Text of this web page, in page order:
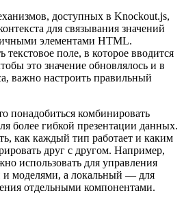
доступных в Knockout.js,
для связывания значений
элементами HTML.
текстовое поле, в которое вводится
это значение обновлялось и в
важно настроить правильный
понадобиться комбинировать
более гибкой презентации данных.
как каждый тип работает и каким
друг с другом. Например,
использовать для управления
моделями, а локальный — для
отдельными компонентами.